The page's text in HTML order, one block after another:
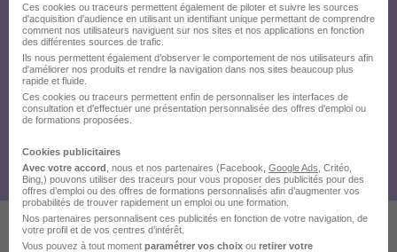
Ces cookies ou traceurs permettent également de piloter et suivre les sources
d'acquisition d'audience en utilisant un identifiant unique permettant de comprendre
comment nos utilisateurs naviguent sur nos sites et nos applications en fonction
des différentes sources de trafic.
Ils nous permettent également d’observer le comportement de nos utilisateurs afin
d'améliorer nos produits et rendre la navigation dans nos sites beaucoup plus
rapide et fluide.
Ces cookies ou traceurs permettent enfin de personnaliser les interfaces de
consultation et d'effectuer une présentation personnalisée des offres d'emploi ou
de formations proposées.
Cookies publicitaires
Avec votre accord , nous et nos partenaires (Facebook, Google Ads , Critéo,
Bing,) pouvons utiliser des traceurs pour vous proposer des publicités pour des
offres d’emploi ou des offres de formations personnalisés afin d’augmenter vos
probabilités de trouver rapidement un emploi ou une formation.
Nos partenaires personnalisent ces publicités en fonction de votre navigation, de
votre profil et de vos centres d’intérêt.
Vous pouvez à tout moment paramétrer vos choix ou retirer votre